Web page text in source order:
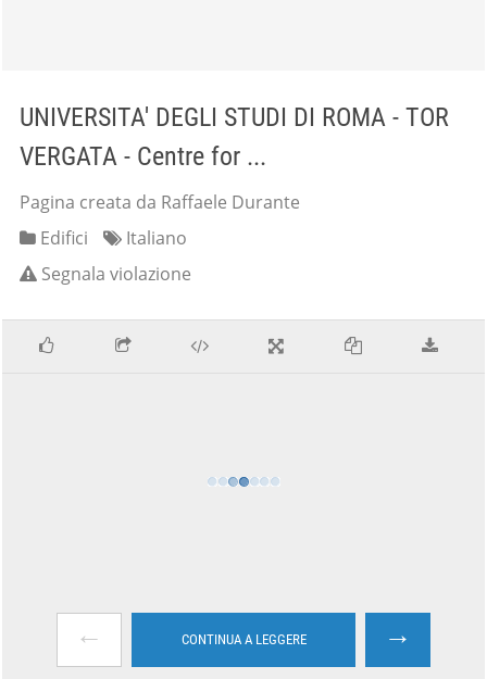
UNIVERSITA' DEGLI STUDI DI ROMA - TOR
VERGATA - Centre for ...
Pagina creata da Raffaele Durante
Edifici
Italiano
Segnala violazione
← CONTINUA A LEGGERE →